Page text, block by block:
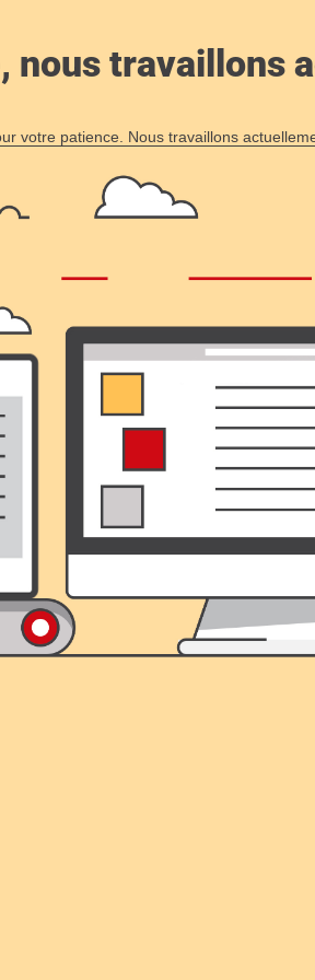
nous travaillons
votre patience. Nous travaillons